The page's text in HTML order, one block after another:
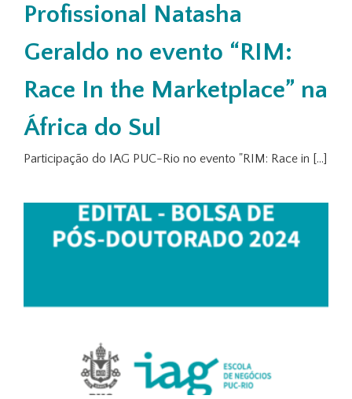
Profissional Natasha
Geraldo no evento “RIM:
Race In the Marketplace” na
África do Sul
Participação do IAG PUC-Rio no evento "RIM: Race in [...]